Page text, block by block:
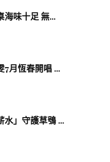
海味十足 無...
7月恆春開唱 ...
水」守護草鴞 ...